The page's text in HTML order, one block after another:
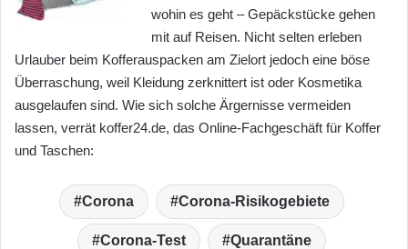
wohin es geht – Gepäckstücke gehen
mit auf Reisen. Nicht selten erleben
Urlauber beim Kofferauspacken am Zielort jedoch eine böse
Überraschung, weil Kleidung zerknittert ist oder Kosmetika
ausgelaufen sind. Wie sich solche Ärgernisse vermeiden
lassen, verrät koffer24.de, das Online-Fachgeschäft für Koffer
und Taschen:
Corona Corona-Risikogebiete
Corona-Test Quarantäne